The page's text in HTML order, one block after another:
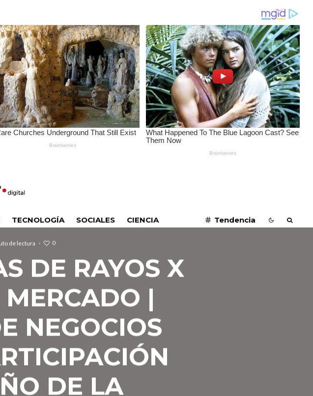
TECNOLOGÍA SOCIALES CIENCIA Tendencia
de lectura · 0
DE RAYOS X
|
NEGOCIOS
DE LA